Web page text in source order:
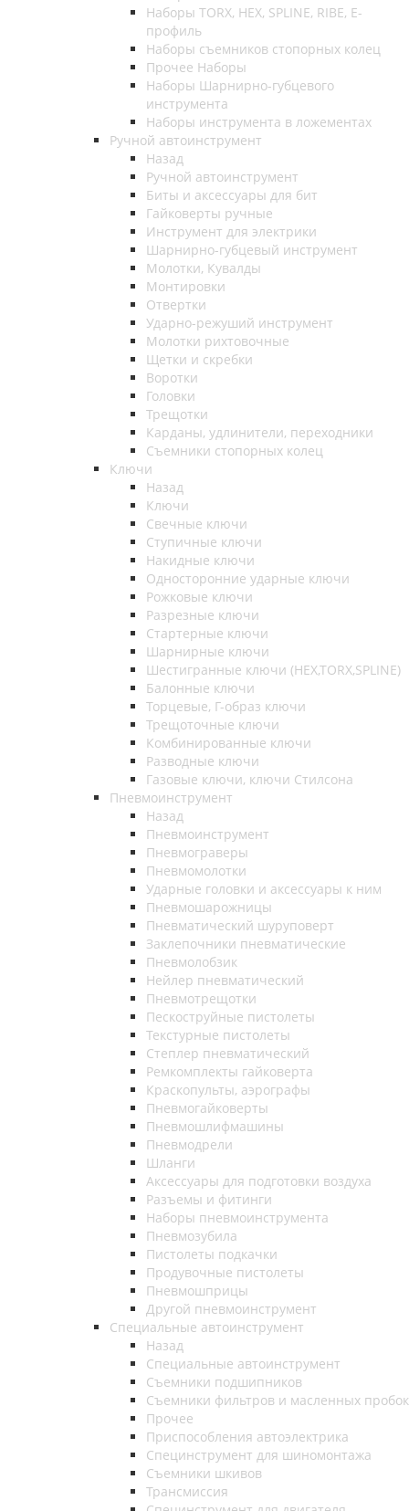
Наборы TORX, HEX, SPLINE, RIBE, E-
профиль
Наборы съемников стопорных колец
Прочее Наборы
Наборы Шарнирно-губцевого
инструмента
Наборы инструмента в ложементах
Ручной автоинструмент
Назад
Ручной автоинструмент
Биты и аксессуары для бит
Гайковерты ручные
Инструмент для электрики
Шарнирно-губцевый инструмент
Молотки, Кувалды
Монтировки
Отвертки
Ударно-режуший инструмент
Молотки рихтовочные
Щетки и скребки
Воротки
Головки
Трещотки
Карданы, удлинители, переходники
Съемники стопорных колец
Ключи
Назад
Ключи
Свечные ключи
Ступичные ключи
Накидные ключи
Односторонние ударные ключи
Рожковые ключи
Разрезные ключи
Стартерные ключи
Шарнирные ключи
Шестигранные ключи (HEX,TORX,SPLINE)
Балонные ключи
Торцевые, Г-образ ключи
Трещоточные ключи
Комбинированные ключи
Разводные ключи
Газовые ключи, ключи Стилсона
Пневмоинструмент
Назад
Пневмоинструмент
Пневмограверы
Пневмомолотки
Ударные головки и аксессуары к ним
Пневмошарожницы
Пневматический шуруповерт
Заклепочники пневматические
Пневмолобзик
Нейлер пневматический
Пневмотрещотки
Пескоструйные пистолеты
Текстурные пистолеты
Степлер пневматический
Ремкомплекты гайковерта
Краскопульты, аэрографы
Пневмогайковерты
Пневмошлифмашины
Пневмодрели
Шланги
Аксессуары для подготовки воздуха
Разъемы и фитинги
Наборы пневмоинструмента
Пневмозубила
Пистолеты подкачки
Продувочные пистолеты
Пневмошприцы
Другой пневмоинструмент
Специальные автоинструмент
Назад
Специальные автоинструмент
Съемники подшипников
Съемники фильтров и масленных пробок
Прочее
Приспособления автоэлектрика
Специнструмент для шиномонтажа
Съемники шкивов
Трансмиссия